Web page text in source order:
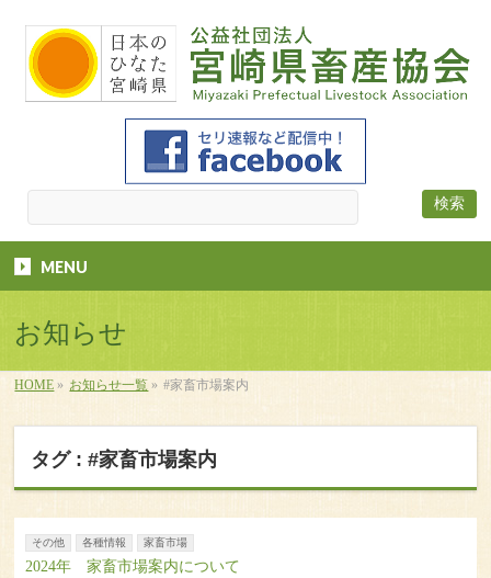
MENU
お知らせ
HOME » お知らせ一覧 » #家畜市場案内
タグ : #家畜市場案内
その他 各種情報 家畜市場
2024年 家畜市場案内について